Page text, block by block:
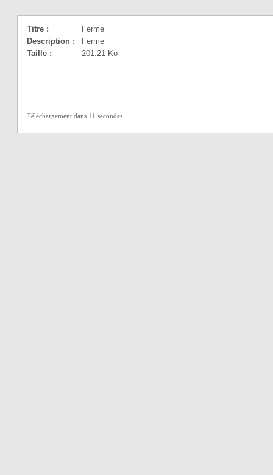
Titre :
Ferme
Description :
Ferme
Taille :
201.21 Ko
Téléchargement dans 11 secondes.